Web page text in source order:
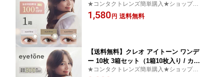
ンデー / 度あり / 度なし / 1日使い捨て /
カラーコンタクト / 川口春奈）
★コンタクトレンズ簡単購入★ショップ・
オブ・ザ・イヤー2023受賞店舗！
1,580 円 送料無料
【送料無料】クレオ アイトーン ワンデ
ー 10枚 3箱セット（1箱10枚入り / カラ
コン ワンデー / 度あり / 度なし / 1日使
★コンタクトレンズ簡単購入★ショップ・